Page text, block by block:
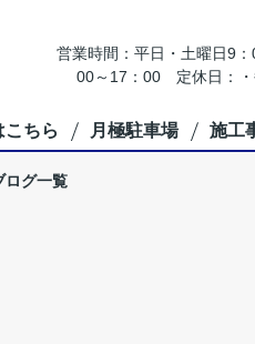
営業時間：平日・土曜日9
00～17：00 定休日：・
ちら 月極駐車場 施工
ログ一覧